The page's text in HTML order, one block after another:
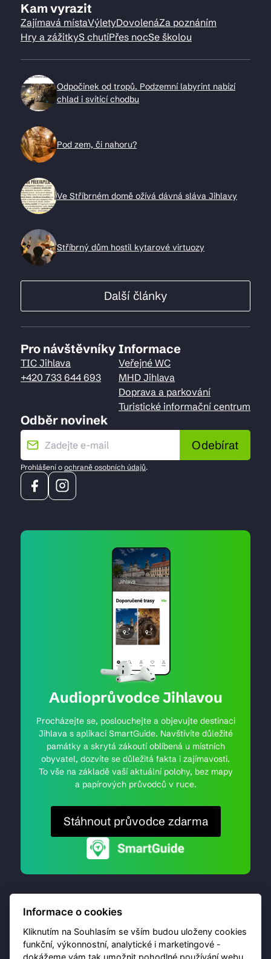
Kam vyrazit
Zajímavá místaVýletyDovolenáZa poznáním
Hry a zážitkyS chutíPřes nocSe školou
Odpočinek od tropů. Podzemní labyrint nabízí
chlad i svítící chodbu
Pod zem, či nahoru?
Ve Stříbrném domě ožívá dávná sláva Jihlavy
Stříbrný dům hostil kytarové virtuozy
Další články
Pro návštěvníky
TIC Jihlava
+420 733 644 693
Informace
Veřejné WC
MHD Jihlava
Doprava a parkování
Turistické informační centrum
Odběr novinek
Odebírat
Prohlášení o ochraně osobních údajů.
Audioprůvodce Jihlavou
Procházejte se, poslouchejte a objevujte destinaci
Jihlava s aplikací SmartGuide. Navštívíte důležité
památky a skrytá zákoutí oblíbená u místních
obyvatel, dozvíte se důležitá fakta i zajímavosti.
To vše na základě vaší aktuální polohy, bez mapy
a papírových průvodců v ruce.
Stáhnout průvodce zdarma
Informace o cookies
Kliknutím na Souhlasím se vším budou uloženy cookies
funkční, výkonnostní, analytické i marketingové -
dokážeme vám tak umožnit pohodlné používání webu,